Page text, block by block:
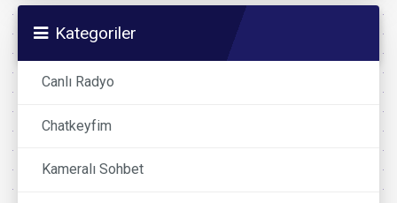
Kategoriler
Canlı Radyo
Chatkeyfim
Kameralı Sohbet